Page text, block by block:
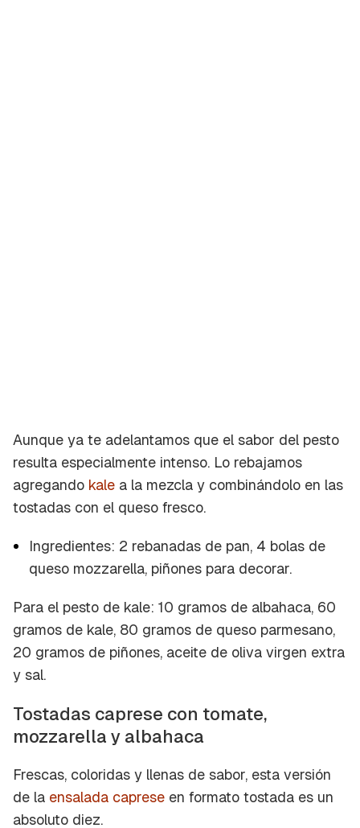
Aunque ya te adelantamos que el sabor del pesto
resulta especialmente intenso. Lo rebajamos
agregando kale a la mezcla y combinándolo en las
tostadas con el queso fresco.
Ingredientes: 2 rebanadas de pan, 4 bolas de
queso mozzarella, piñones para decorar.
Para el pesto de kale: 10 gramos de albahaca, 60
gramos de kale, 80 gramos de queso parmesano,
20 gramos de piñones, aceite de oliva virgen extra
y sal.
Tostadas caprese con tomate,
mozzarella y albahaca
Frescas, coloridas y llenas de sabor, esta versión
de la ensalada caprese en formato tostada es un
absoluto diez.